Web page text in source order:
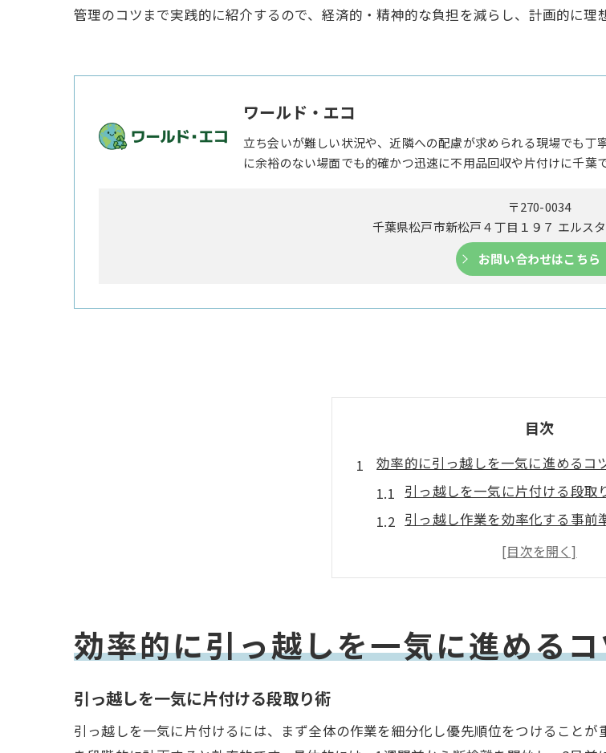
管理のコツまで実践的に紹介するので、経済的・精神的な負担を減らし、計画的に理
ワールド・エコ
立ち会いが難しい状況や、近隣への配慮が求められる現場でも
に余裕のない場面でも的確かつ迅速に不用品回収や片付けに千葉
〒270-0034
千葉県松戸市新松戸４丁目１９７ エルス
お問い合わせはこちら
目次
効率的に引っ越しを一気に進めるコ
引っ越しを一気に片付ける段取
引っ越し作業を効率化する事前
一気に引っ越しを進めるための
引っ越し見積もりサイトの活用
引っ越し費用を無駄なく抑える
ストレスなく引っ越しを終えるため
引っ越し一括見積もり失敗例か
効率的に引っ越しを一気に進める
引っ越しを一気に片付ける段取り術
引っ越しを一気に片付けるには、まず全体の作業を細分化し優先順位をつけること